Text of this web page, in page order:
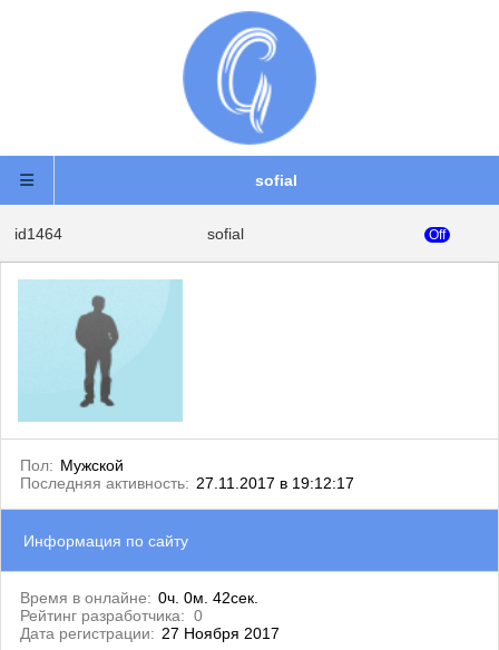
sofial
id1464 sofial Off
Пол: Мужской
Последняя активность: 27.11.2017 в 19:12:17
Информация по сайту
Время в онлайне: 0ч. 0м. 42сек.
Рейтинг разработчика: 0
Дата регистрации: 27 Ноября 2017